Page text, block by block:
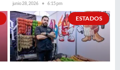
junio 28, 2026 6:15 pm
ESTADOS